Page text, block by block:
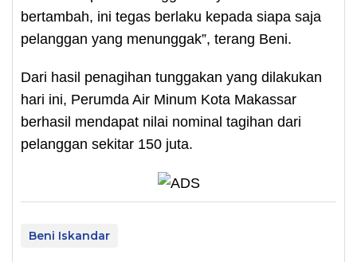
bertambah, ini tegas berlaku kepada siapa saja
pelanggan yang menunggak”, terang Beni.
Dari hasil penagihan tunggakan yang dilakukan
hari ini, Perumda Air Minum Kota Makassar
berhasil mendapat nilai nominal tagihan dari
pelanggan sekitar 150 juta.
Beni Iskandar